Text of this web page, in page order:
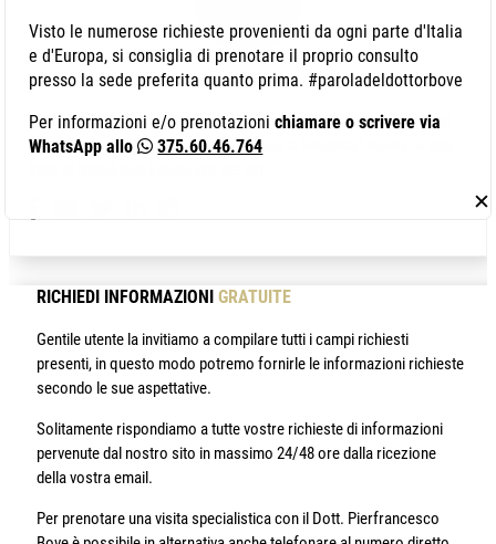
Autore: Dr. Pierfrancesco Bove
Sono il Dr. Pierfrancesco Bove, laureato in Medicina e Chirurgia ed
abilitato alla professione medica presso la Seconda Università degli
RICHIEDI INFORMAZIONI GRATUITE
Gentile utente la invitiamo a compilare tutti i campi richiesti
presenti, in questo modo potremo fornirle le informazioni richieste
secondo le sue aspettative.
Solitamente rispondiamo a tutte vostre richieste di informazioni
pervenute dal nostro sito in massimo 24/48 ore dalla ricezione
della vostra email.
Per prenotare una visita specialistica con il Dott. Pierfrancesco
✕
Visto le numerose richieste provenienti da ogni parte d'Italia
e d'Europa, si consiglia di prenotare il proprio consulto
presso la sede preferita quanto prima. #paroladeldottorbove
Per informazioni e/o prenotazionichiamare o scrivere via
WhatsApp allo
375.60.46.764